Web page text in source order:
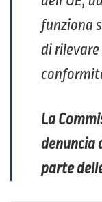
funziona
di
La
denuncia
parte